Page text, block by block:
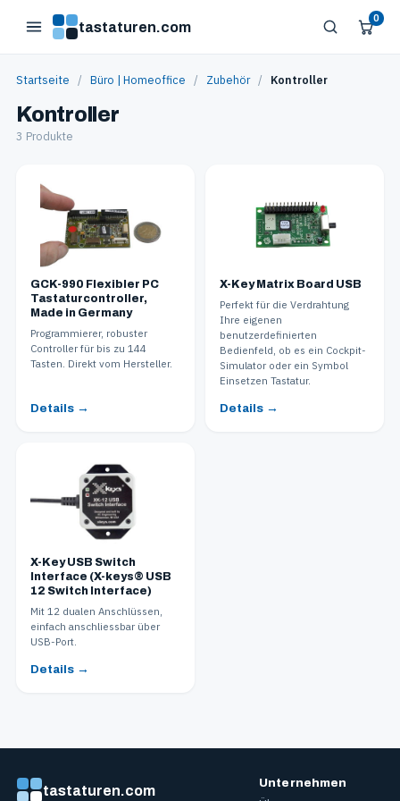
tastaturen.com
0
Startseite / Büro | Homeoffice / Zubehör / Kontroller
Kontroller
3 Produkte
GCK-990 Flexibler PC
Tastaturcontroller,
Made in Germany
Programmierer, robuster
Controller für bis zu 144
Tasten. Direkt vom Hersteller.
Details →
X-Key Matrix Board USB
Perfekt für die Verdrahtung
Ihre eigenen
benutzerdefinierten
Bedienfeld, ob es ein Cockpit-
Simulator oder ein Symbol
Einsetzen Tastatur.
Details →
X-Key USB Switch
Interface (X-keys® USB
12 Switch Interface)
Mit 12 dualen Anschlüssen,
einfach anschliessbar über
USB-Port.
Details →
tastaturen.com Unternehmen